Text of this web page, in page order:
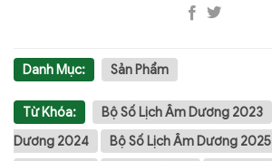
Danh Mục: Sản Phẩm
Từ Khóa: Bộ Số Lịch Âm Dương 2023
Dương 2024
Bộ Số Lịch Âm Dương 2025